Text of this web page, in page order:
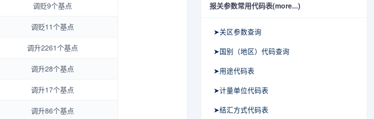
调贬9个基点
调贬11个基点
调升2261个基点
调升28个基点
调升17个基点
调升86个基点
报关参数常用代码表(more...)
➤关区参数查询
➤国别（地区）代码查询
➤用途代码表
➤计量单位代码表
➤结汇方式代码表